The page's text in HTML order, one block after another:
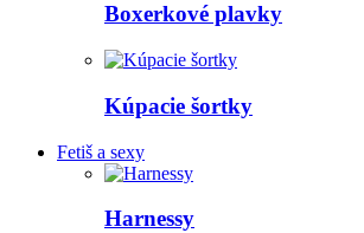
Boxerkové plavky
Kúpacie šortky
Fetiš a sexy
Harnessy